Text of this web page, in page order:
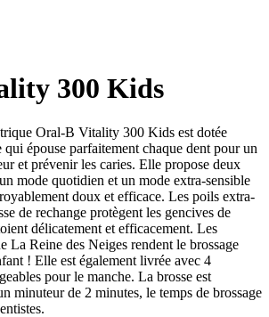
300 Kids
Oral-B Vitality 300 Kids est dotée
qui épouse parfaitement chaque dent pour un
et prévenir les caries. Elle propose deux
mode quotidien et un mode extra-sensible
doux et efficace. Les poils extra-
de rechange protègent les gencives de
délicatement et efficacement. Les
La Reine des Neiges rendent le brossage
! Elle est également livrée avec 4
pour le manche. La brosse est
minuteur de 2 minutes, le temps de brossage